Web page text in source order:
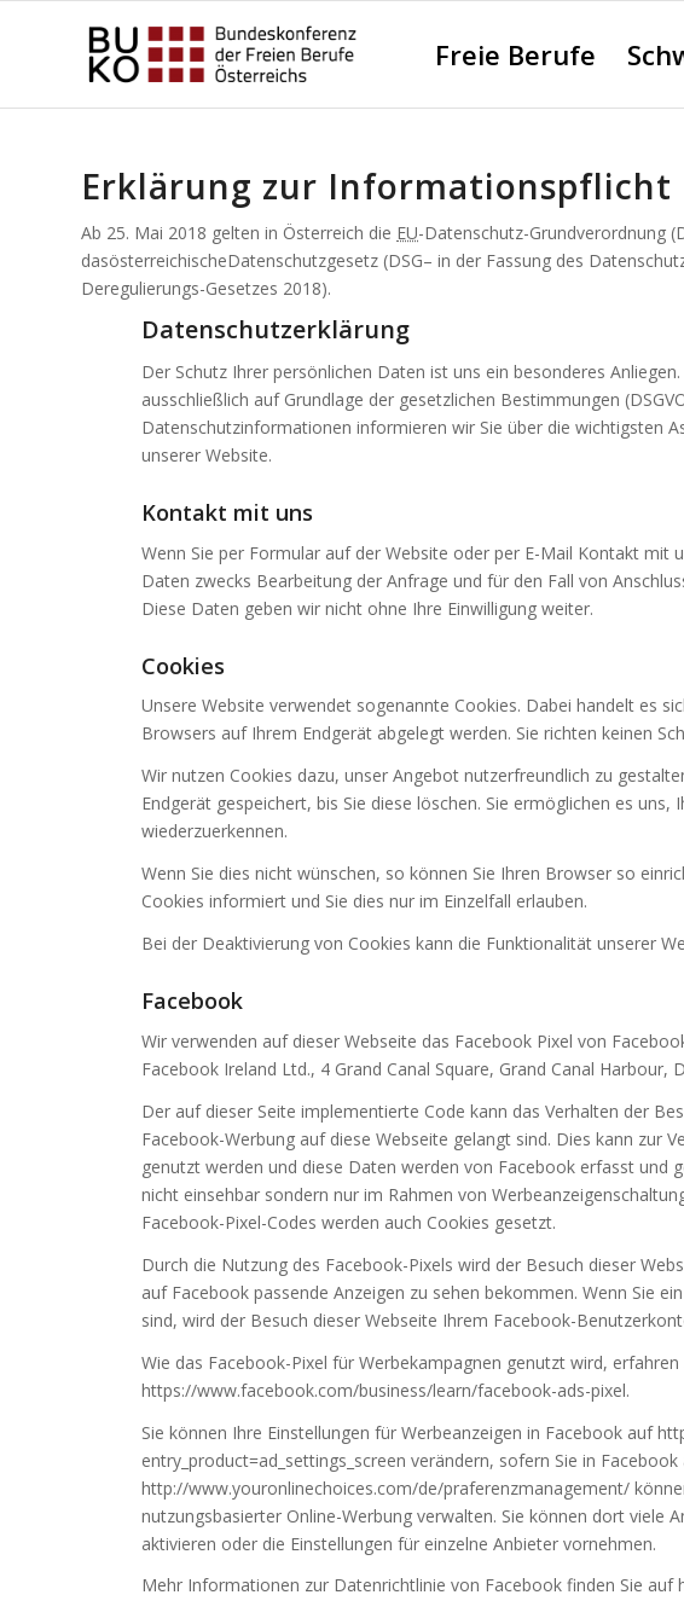
Freie Berufe
Erklärung zur Informationspflicht
Ab 25. Mai 2018 gelten in Österreich die EU-Datenschutz-Grundverordnung
dasösterreichischeDatenschutzgesetz (DSG– in der Fassung des
Deregulierungs-Gesetzes 2018).
Datenschutzerklärung
Der Schutz Ihrer persönlichen Daten ist uns ein besonderes
ausschließlich auf Grundlage der gesetzlichen Bestimmungen
Datenschutzinformationen informieren wir Sie über die wichtigsten
unserer Website.
Kontakt mit uns
Wenn Sie per Formular auf der Website oder per E-Mail Kontakt mit
Daten zwecks Bearbeitung der Anfrage und für den Fall von
Diese Daten geben wir nicht ohne Ihre Einwilligung weiter.
Cookies
Unsere Website verwendet sogenannte Cookies. Dabei handelt es
Browsers auf Ihrem Endgerät abgelegt werden. Sie richten keinen
Wir nutzen Cookies dazu, unser Angebot nutzerfreundlich zu
Endgerät gespeichert, bis Sie diese löschen. Sie ermöglichen es
wiederzuerkennen.
Wenn Sie dies nicht wünschen, so können Sie Ihren Browser so
Cookies informiert und Sie dies nur im Einzelfall erlauben.
Bei der Deaktivierung von Cookies kann die Funktionalität unserer
Facebook
Wir verwenden auf dieser Webseite das Facebook Pixel von
Facebook Ireland Ltd., 4 Grand Canal Square, Grand Canal Harbour,
Der auf dieser Seite implementierte Code kann das Verhalten der
Facebook-Werbung auf diese Webseite gelangt sind. Dies kann zur
genutzt werden und diese Daten werden von Facebook erfasst und
nicht einsehbar sondern nur im Rahmen von
Facebook-Pixel-Codes werden auch Cookies gesetzt.
Durch die Nutzung des Facebook-Pixels wird der Besuch dieser
auf Facebook passende Anzeigen zu sehen bekommen. Wenn Sie
sind, wird der Besuch dieser Webseite Ihrem Facebook-
Wie das Facebook-Pixel für Werbekampagnen genutzt wird, erfahren
https://www.facebook.com/business/learn/facebook-ads-pixel.
Sie können Ihre Einstellungen für Werbeanzeigen in Facebook auf
entry_product=ad_settings_screen verändern, sofern Sie in
http://www.youronlinechoices.com/de/praferenzmanagement/
nutzungsbasierter Online-Werbung verwalten. Sie können dort viele
aktivieren oder die Einstellungen für einzelne Anbieter vornehmen.
Mehr Informationen zur Datenrichtlinie von Facebook finden Sie